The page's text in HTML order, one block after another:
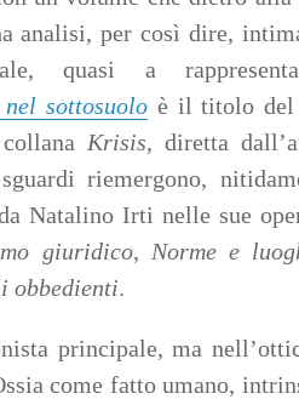
analisi, per così dire,
quasi a
nel sottosuolo è il titolo del
Krisis, diretta
riemergono,
Natalino Irti nelle sue
giuridico, Norme e
obbedienti.
principale, ma
come fatto umano,